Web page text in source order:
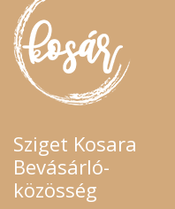
Sziget Kosara
Bevásárló-
közösség